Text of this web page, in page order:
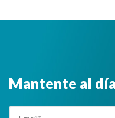
Mantente al